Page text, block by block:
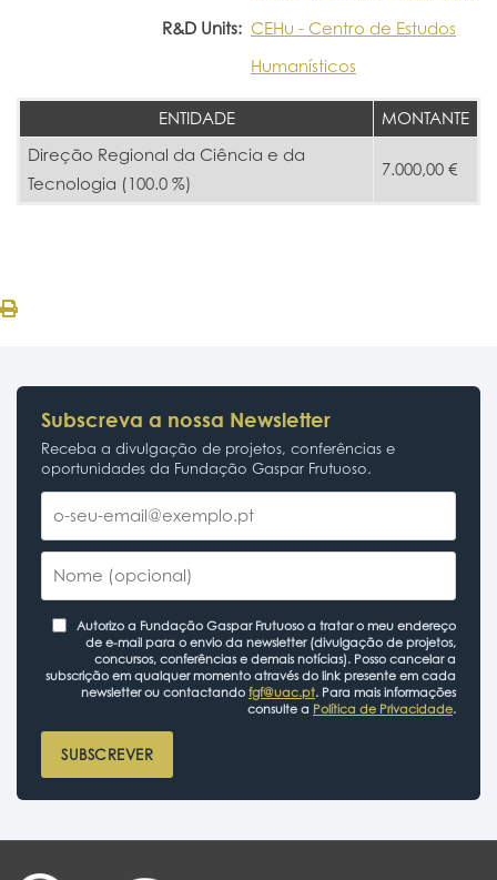
R&D Units: CEHu - Centro de Estudos
Humanísticos
ENTIDADE
MONTANTE
Direção Regional da Ciência e da
Tecnologia (100.0 %)
7.000,00 €
Subscreva a nossa Newsletter
Receba a divulgação de projetos, conferências e
oportunidades da Fundação Gaspar Frutuoso.
Autorizo a Fundação Gaspar Frutuoso a tratar o meu endereço
de e-mail para o envio da newsletter (divulgação de projetos,
concursos, conferências e demais notícias). Posso cancelar a
subscrição em qualquer momento através do link presente em cada
newsletter ou contactando fgf@uac.pt. Para mais informações
consulte a Política de Privacidade.
SUBSCREVER